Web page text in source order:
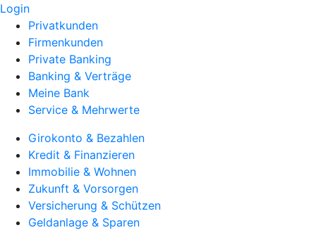
Login
Privatkunden
Firmenkunden
Private Banking
Banking & Verträge
Meine Bank
Service & Mehrwerte
Girokonto & Bezahlen
Kredit & Finanzieren
Immobilie & Wohnen
Zukunft & Vorsorgen
Versicherung & Schützen
Geldanlage & Sparen